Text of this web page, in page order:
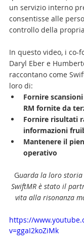
un servizio interno
consentisse alle
controllo della
In questo video, i co-
Daryl Eber e
raccontano come
loro di:
Fornire
RM fornite da
Fornire risultati
informazioni
Mantenere il
operativo
Guarda la loro storia
SwiftMR è stato il
vita alla risonanza
https://
v=ggaI2koZiMk